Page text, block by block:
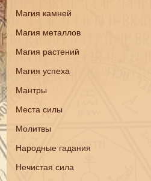
Магия камней
Магия металлов
Магия растений
Магия успеха
Мантры
Места силы
Молитвы
Народные гадания
Нечистая сила